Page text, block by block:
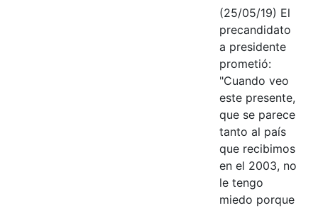
(25/05/19) El
precandidato
a presidente
prometió:
"Cuando veo
este presente,
que se parece
tanto al país
que recibimos
en el 2003, no
le tengo
miedo porque